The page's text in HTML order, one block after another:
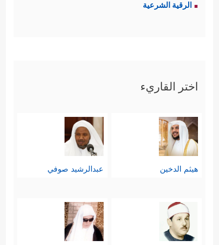
مُّرۡتَقِبُونَ﴾.
الرقية الشرعية
اختر القاريء
هيثم الدخين عبدالرشيد صوفي